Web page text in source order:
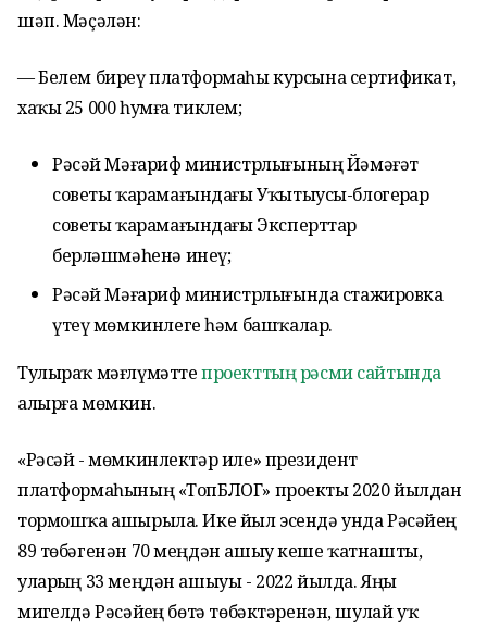
шәп. Мәҫәлән:
— Белем биреү платформаһы курсына сертификат,
хаҡы 25 000 һумға тиклем;
Рәсәй Мәғариф министрлығының Йәмәғәт
советы ҡарамағындағы Уҡытыусы-блогерҙар
советы ҡарамағындағы Эксперттар
берләшмәһенә инеү;
Рәсәй Мәғариф министрлығында стажировка
үтеү мөмкинлеге һәм башҡалар.
Тулыраҡ мәғлүмәттепроекттың рәсми сайтында
алырға мөмкин.
«Рәсәй - мөмкинлектәр иле» президент
платформаһының «ТопБЛОГ» проекты 2020 йылдан
тормошҡа ашырыла. Ике йыл эсендә унда Рәсәйҙең
89 төбәгенән 70 меңдән ашыу кеше ҡатнашты,
уларҙың 33 меңдән ашыуы - 2022 йылда. Яңы
миҙгелдә Рәсәйҙең бөтә төбәктәренән, шулай уҡ